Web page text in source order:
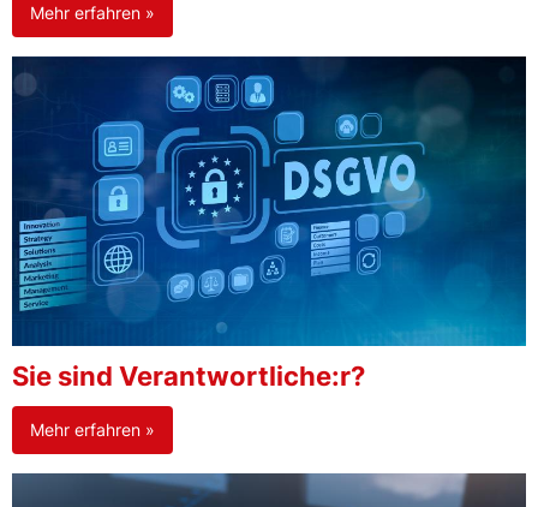
Mehr erfahren »
Sie sind Verantwortliche:r?
Mehr erfahren »